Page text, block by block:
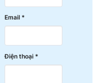
Email *
Điện thoại *